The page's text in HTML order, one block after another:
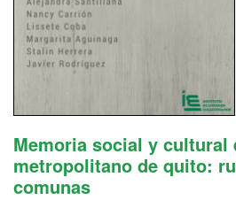
Memoria social y
metropolitano de quito:
comunas